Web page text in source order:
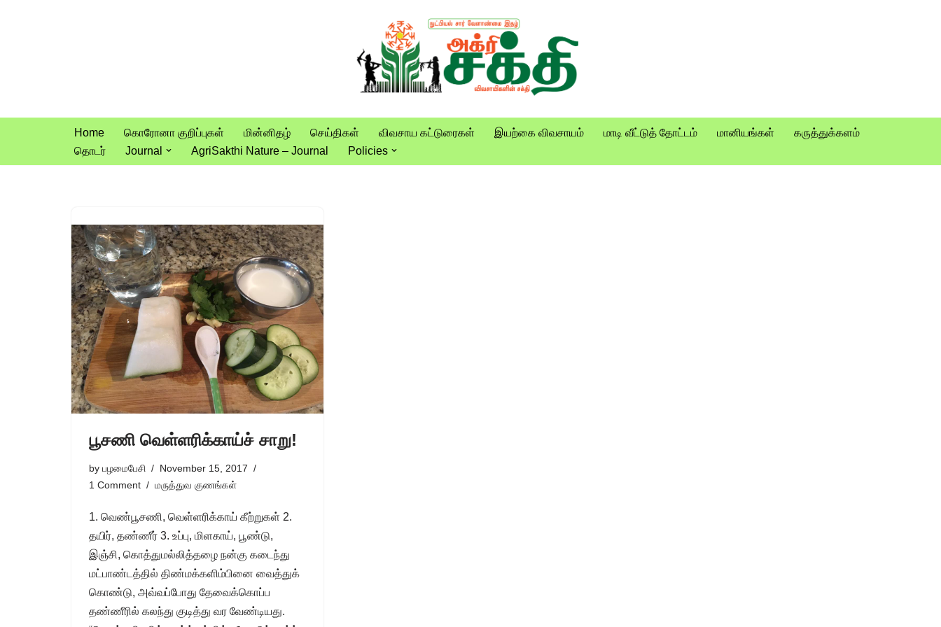
Home கொரோனா குறிப்புகள் மின்னிதழ் செய்திகள் விவசாய கட்டுரைகள் இயற்கை விவசாயம் மாடி வீட்டுத் தோட்டம் மானியங்கள்
கருத்துக்களம்
தொடர்
Journal AgriSakthi Nature – Journal Policies
பூசணி வெள்ளரிக்காய்ச் சாறு!
by பழமைபேசி
November 15, 2017
1 Comment
மருத்துவ குணங்கள்
1. வெண்பூசணி, வெள்ளரிக்காய் கீற்றுகள் 2.
தயிர், தண்ணீர் 3. உப்பு, மிளகாய், பூண்டு,
இஞ்சி, கொத்துமல்லித்தழை நன்கு கடைந்து
மட்பாண்டத்தில் திண்மக்களிம்பினை வைத்துக்
கொண்டு, அவ்வப்போது தேவைக்கொப்ப
தண்ணீரில் கலந்து குடித்து வர வேண்டியது.